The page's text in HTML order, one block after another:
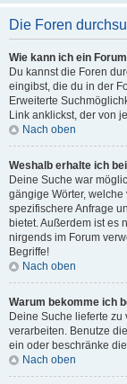
Die Foren
Wie kann ich ein
Du kannst die Foren
eingibst, die du in der
Erweiterte
Link anklickst, der von
Nach oben
Weshalb erhalte ich
Deine Suche war
gängige Wörter,
spezifischere Anfrage
bietet. Außerdem ist es
nirgends im Forum
Begriffe!
Nach oben
Warum bekomme ich
Deine Suche lieferte
verarbeiten. Benutze
ein oder beschränke
Nach oben